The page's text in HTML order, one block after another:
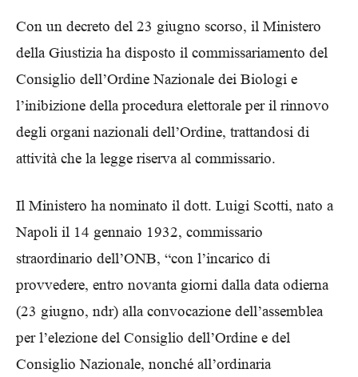
Con un decreto del 23 giugno scorso, il Ministero
della Giustizia ha disposto il commissariamento del
Consiglio dell’Ordine Nazionale dei Biologi e
l’inibizione della procedura elettorale per il rinnovo
degli organi nazionali dell’Ordine, trattandosi di
attività che la legge riserva al commissario.
Il Ministero ha nominato il dott. Luigi Scotti, nato a
Napoli il 14 gennaio 1932, commissario
straordinario dell’ONB, “con l’incarico di
provvedere, entro novanta giorni dalla data odierna
(23 giugno, ndr) alla convocazione dell’assemblea
per l’elezione del Consiglio dell’Ordine e del
Consiglio Nazionale, nonché all’ordinaria